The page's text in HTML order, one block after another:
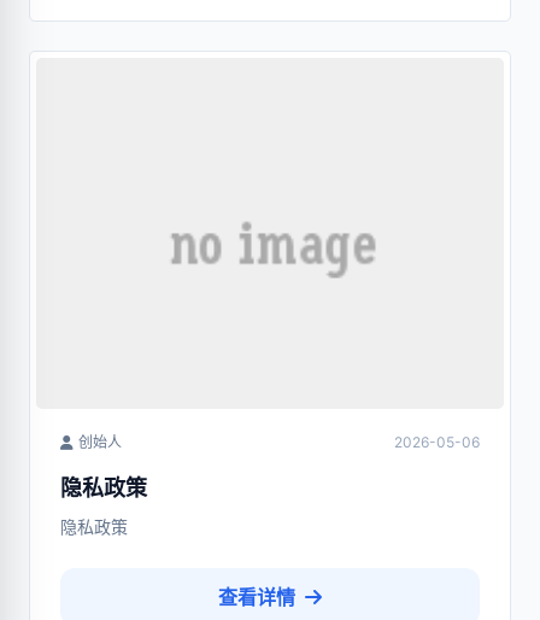
创始人 2026-05-06
隐私政策
隐私政策
查看详情